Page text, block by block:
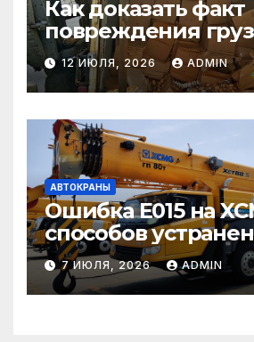
Как доказать факт
повреждения
страховом случае
12 ИЮЛЯ, 2026 ADMIN
АВТОКРАНЫ
Ошибка E015 на
способов
7 ИЮЛЯ, 2026 ADMIN